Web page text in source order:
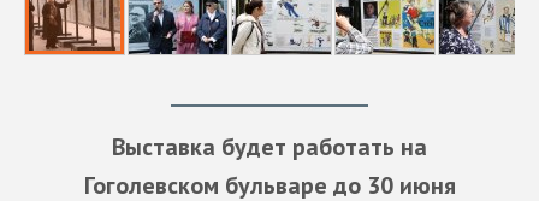
Выставка будет работать на
Гоголевском бульваре до 30 июня